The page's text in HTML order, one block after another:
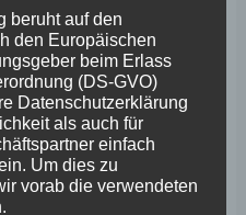
beruht auf den
den Europäischen
beim Erlass
(DS-GVO)
Datenschutzerklärung
als auch für
einfach
Um dies zu
vorab die verwendeten